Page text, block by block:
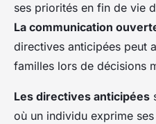
ses priorités en fin de vie
La communication
directives anticipées peut
familles lors de décisions
Les directives anticipées
où un individu exprime